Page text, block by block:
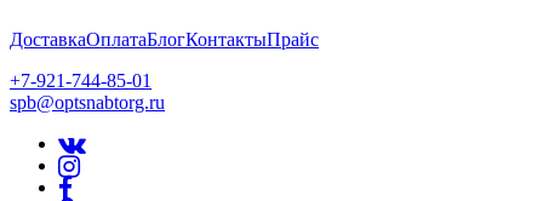
ДоставкаОплатаБлогКонтактыПрайс
+7-921-744-85-01
spb@optsnabtorg.ru